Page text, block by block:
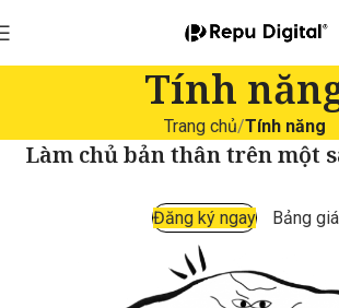
Tính
Trang chủ Tính năng
Làm chủ bản thân trên một
Đăng ký ngay Bảng giá